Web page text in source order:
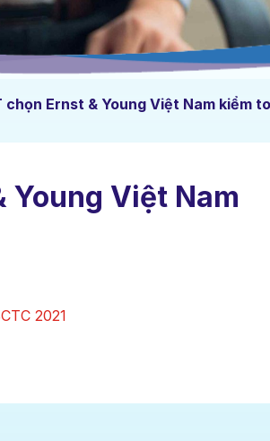
Ernst & Young Việt Nam kiểm
Young Việt Nam
2021